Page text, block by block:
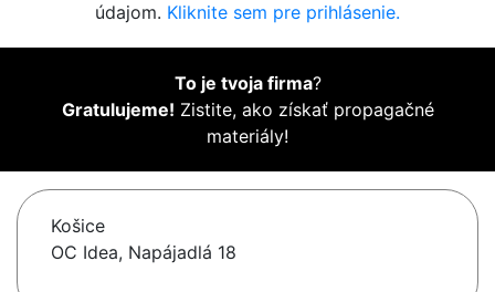
údajom. Kliknite sem pre prihlásenie.
To je tvoja firma?
Gratulujeme! Zistite, ako získať propagačné
materiály!
Košice
OC Idea, Napájadlá 18